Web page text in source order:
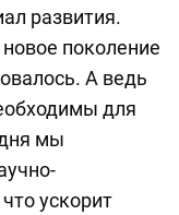
развития.
поколение
А ведь
для
мы
ускорит